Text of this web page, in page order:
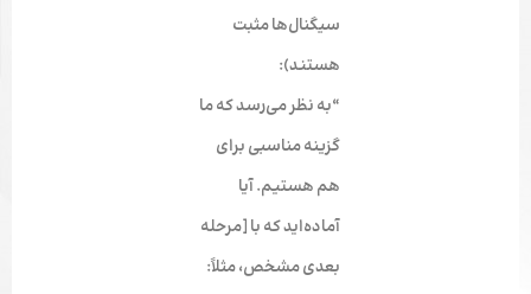
سیگنال‌ها مثبت
هستند):
“به نظر می‌رسد که ما
گزینه مناسبی برای
هم هستیم. آیا
آماده‌اید که با [مرحله
بعدی مشخص، مثلاً: